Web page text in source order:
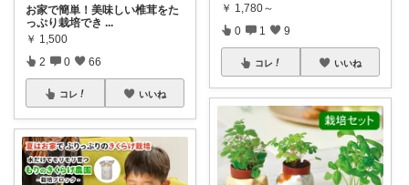
お家で簡単！美味しい椎茸をた
っぷり栽培でき ...
￥ 1,500
2 0 66
コレ いいね
￥ 1,780～
0 1 9
コレ いいね